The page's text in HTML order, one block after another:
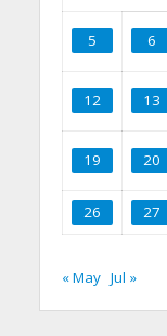
5 6
12 13
19 20
26 27
« May Jul »